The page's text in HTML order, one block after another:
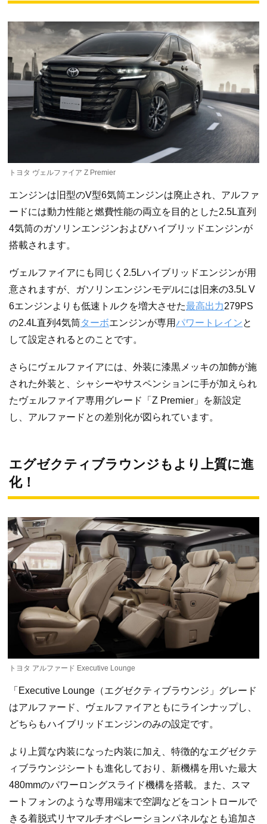
トヨタ ヴェルファイア Z Premier
エンジンは旧型のV型6気筒エンジンは廃止され、アルファ
ードには動力性能と燃費性能の両立を目的とした2.5L直列
4気筒のガソリンエンジンおよびハイブリッドエンジンが
搭載されます。
ヴェルファイアにも同じく2.5Lハイブリッドエンジンが用
意されますが、ガソリンエンジンモデルには旧来の3.5L V
6エンジンよりも低速トルクを増大させた最高出力279PS
の2.4L直列4気筒ターボエンジンが専用パワートレインと
して設定されるとのことです。
さらにヴェルファイアには、外装に漆黒メッキの加飾が施
された外装と、シャシーやサスペンションに手が加えられ
たヴェルファイア専用グレード「Z Premier」を新設定
し、アルファードとの差別化が図られています。
エグゼクティブラウンジもより上質に進
化！
トヨタ アルファード Executive Lounge
「Executive Lounge（エグゼクティブラウンジ」グレード
はアルファード、ヴェルファイアともにラインナップし、
どちらもハイブリッドエンジンのみの設定です。
より上質な内装になった内装に加え、特徴的なエグゼクテ
ィブラウンジシートも進化しており、新機構を用いた最大
480mmのパワーロングスライド機構を搭載。また、スマ
ートフォンのような専用端末で空調などをコントロールで
きる着脱式リヤマルチオペレーションパネルなとも追加さ